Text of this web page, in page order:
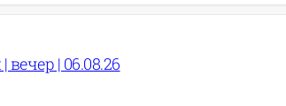
вечер | 06.08.26